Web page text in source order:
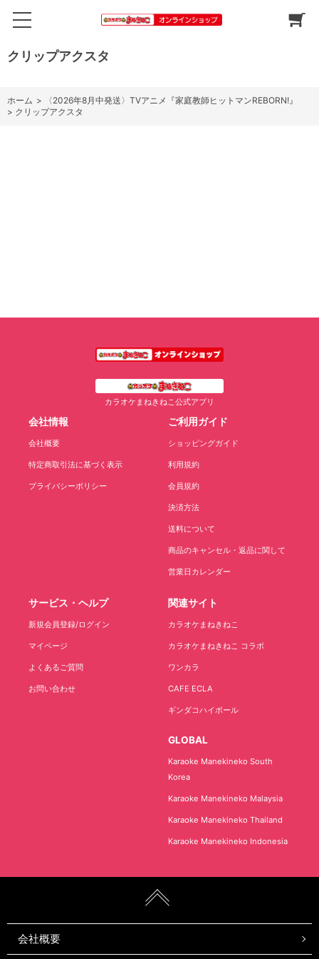
クリップアクスタ
ホーム >
〈2026年8月中発送〉TVアニメ『家庭教師ヒットマンREBORN!』
> クリップアクスタ
カラオケまねきねこ公式アプリ
会社情報
会社概要
特定商取引法に基づく表示
プライバシーポリシー
ご利用ガイド
ショッピングガイド
利用規約
会員規約
決済方法
送料について
商品のキャンセル・返品に関して
営業日カレンダー
サービス・ヘルプ
新規会員登録/ログイン
マイページ
よくあるご質問
お問い合わせ
関連サイト
カラオケまねきねこ
カラオケまねきねこ コラボ
ワンカラ
CAFE ECLA
ギンダコハイボール
GLOBAL
Karaoke Manekineko South
Korea
Karaoke Manekineko Malaysia
Karaoke Manekineko Thailand
Karaoke Manekineko Indonesia
会社概要